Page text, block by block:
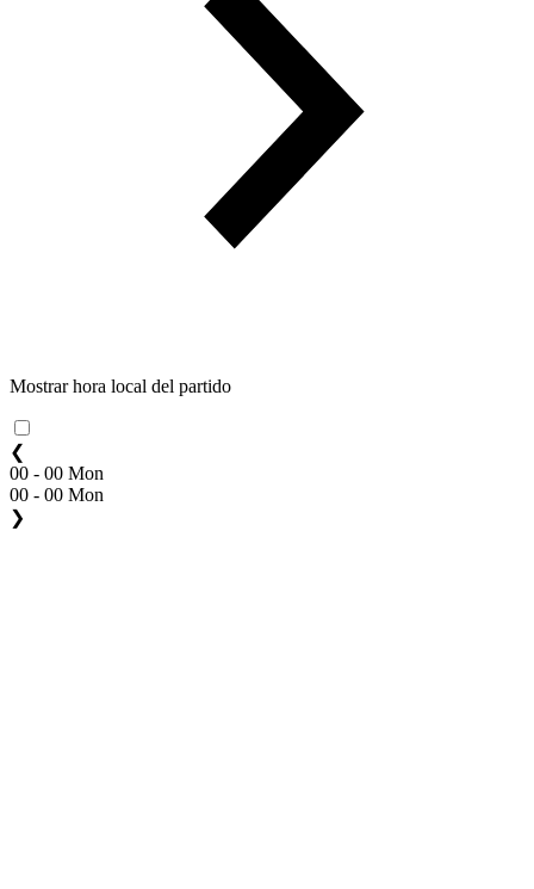
Mostrar hora local del partido
❮
00 - 00 Mon
00 - 00 Mon
❯